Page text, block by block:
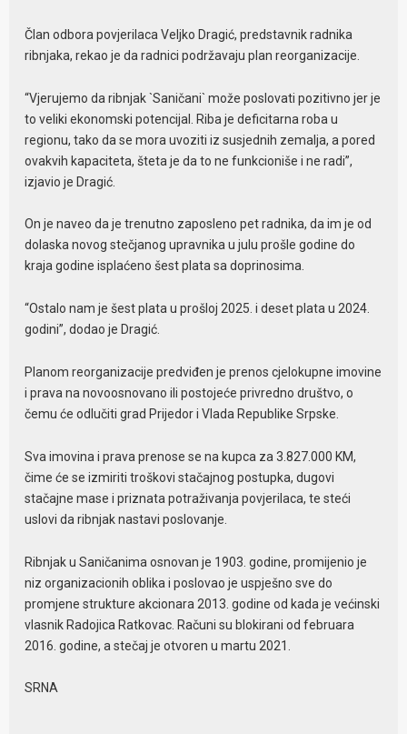
Član odbora povjerilaca Veljko Dragić, predstavnik radnika
ribnjaka, rekao je da radnici podržavaju plan reorganizacije.
“Vjerujemo da ribnjak `Saničani` može poslovati pozitivno jer je
to veliki ekonomski potencijal. Riba je deficitarna roba u
regionu, tako da se mora uvoziti iz susjednih zemalja, a pored
ovakvih kapaciteta, šteta je da to ne funkcioniše i ne radi”,
izjavio je Dragić.
On je naveo da je trenutno zaposleno pet radnika, da im je od
dolaska novog stečjanog upravnika u julu prošle godine do
kraja godine isplaćeno šest plata sa doprinosima.
“Ostalo nam je šest plata u prošloj 2025. i deset plata u 2024.
godini”, dodao je Dragić.
Planom reorganizacije predviđen je prenos cjelokupne imovine
i prava na novoosnovano ili postojeće privredno društvo, o
čemu će odlučiti grad Prijedor i Vlada Republike Srpske.
Sva imovina i prava prenose se na kupca za 3.827.000 KM,
čime će se izmiriti troškovi stačajnog postupka, dugovi
stačajne mase i priznata potraživanja povjerilaca, te steći
uslovi da ribnjak nastavi poslovanje.
Ribnjak u Saničanima osnovan je 1903. godine, promijenio je
niz organizacionih oblika i poslovao je uspješno sve do
promjene strukture akcionara 2013. godine od kada je većinski
vlasnik Radojica Ratkovac. Računi su blokirani od februara
2016. godine, a stečaj je otvoren u martu 2021.
SRNA